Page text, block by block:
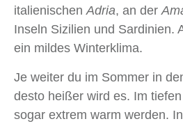
italienischenAdria, an der
Inseln Sizilien und Sardinien.
ein mildes Winterklima.
Je weiter du im Sommer in
desto heißer wird es. Im
sogar extrem warm werden.